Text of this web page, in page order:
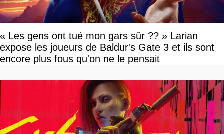
« Les gens ont tué mon gars sûr ?? » Larian
expose les joueurs de Baldur's Gate 3 et ils sont
encore plus fous qu'on ne le pensait